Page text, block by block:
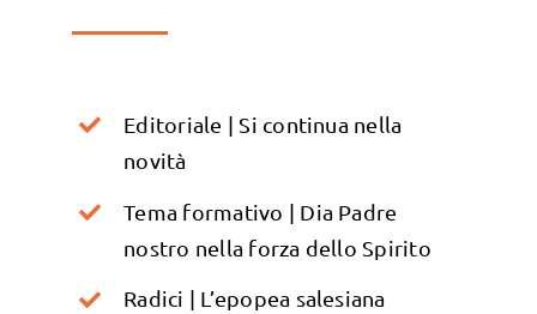
Editoriale | Si continua nella
novità
Tema formativo | Dia Padre
nostro nella forza dello Spirito
Radici | L’epopea salesiana